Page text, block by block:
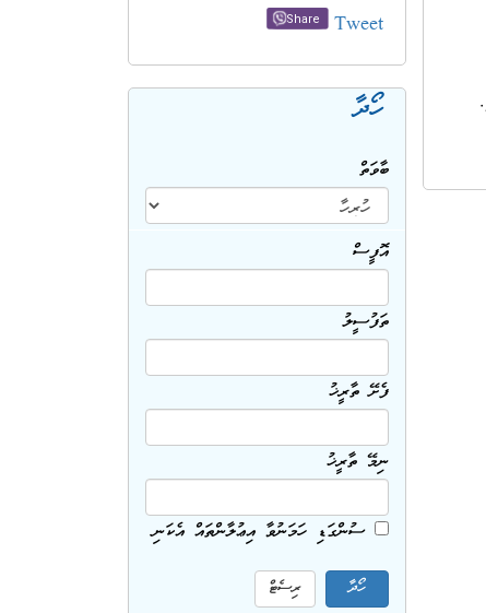
Tweet
Share
ހޯދާ
ބާވަތް
އޮފީސް
ތަފުސީލު
ފެށޭ ތާރީޚު
ނިމޭ ތާރީޚު
ސުންގަޑި ހަމަނުވާ އިޢުލާންތައް އެކަނި